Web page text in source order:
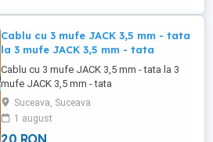
Cablu cu 3 mufe JACK 3,5 mm - tata
la 3 mufe JACK 3,5 mm - tata
Cablu cu 3 mufe JACK 3,5 mm - tata la 3
mufe JACK 3,5 mm - tata
Suceava, Suceava
1 august
20 RON